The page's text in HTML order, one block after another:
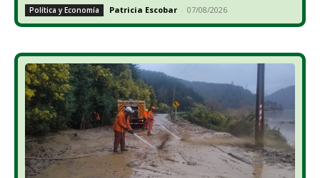
Política y Economía Patricia Escobar - 07/08/2026